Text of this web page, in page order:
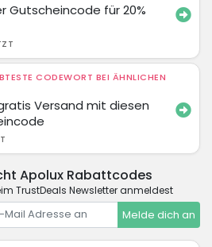
Gutscheincode für 20%
CODEWORT BEI ÄHNLICHEN
Versand mit diesen
Apolux Rabattcodes
TrustDeals Newsletter anmeldest
Melde dich an